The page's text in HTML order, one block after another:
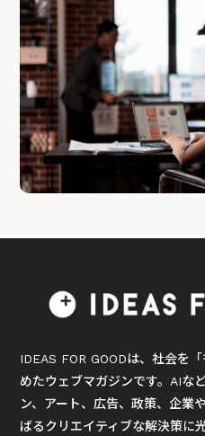
IDEAS FOR GOODは、社会を
めたウェブマガジンです。AIな
ン、アート、広告、政策、企業
ばるクリエイティブな解決策に